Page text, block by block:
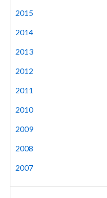
2015
2014
2013
2012
2011
2010
2009
2008
2007